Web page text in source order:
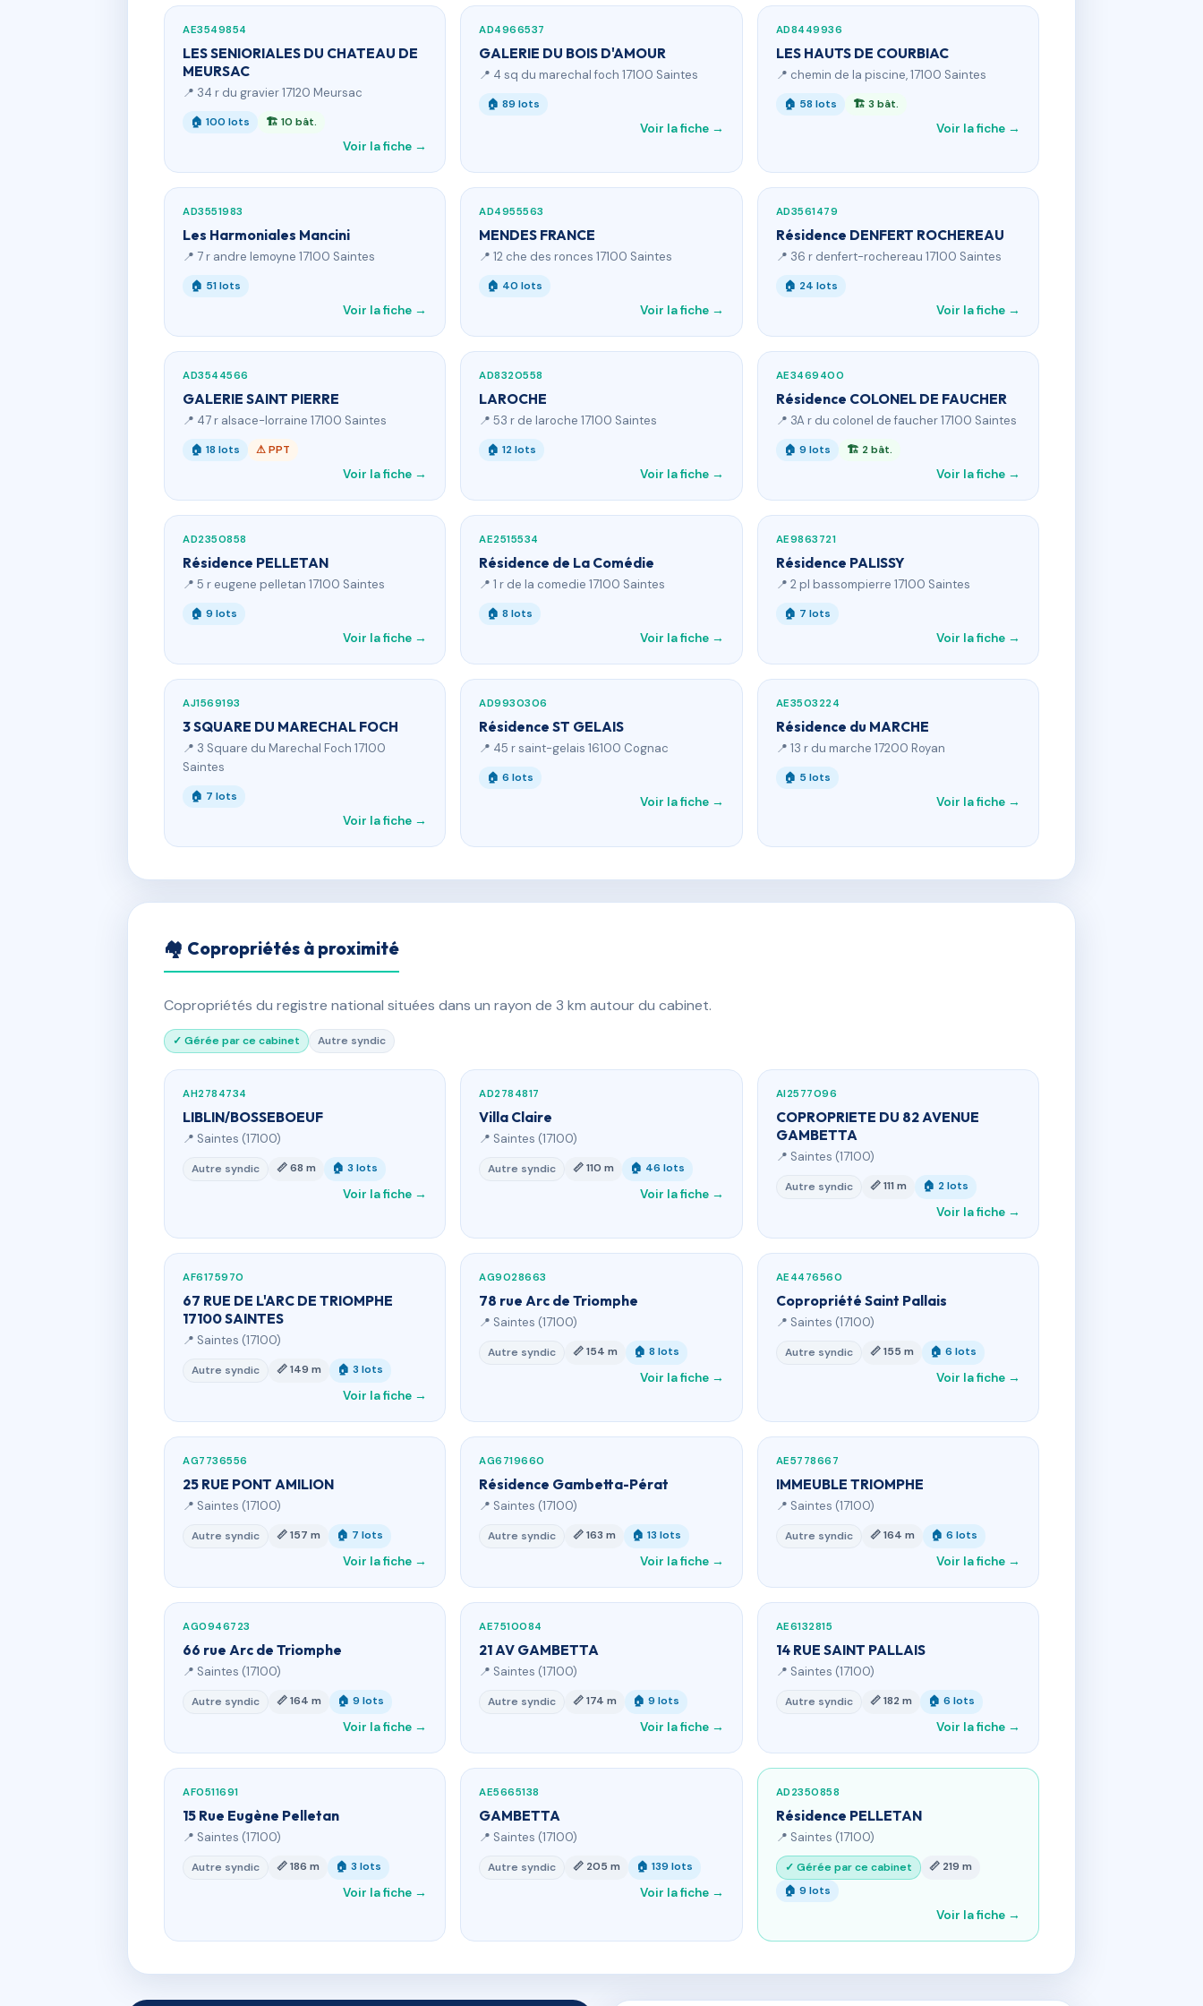
AE3549854
LES SENIORIALES DU CHATEAU DE
MEURSAC
📍 34 r du gravier 17120 Meursac
🏠 100 lots 🏗 10 bât.
Voir la fiche →
AD4966537
GALERIE DU BOIS D'AMOUR
📍 4 sq du marechal foch 17100 Saintes
🏠 89 lots
Voir la fiche →
AD8449936
LES HAUTS DE COURBIAC
📍 chemin de la piscine, 17100 Saintes
🏠 58 lots 🏗 3 bât.
Voir la fiche →
AD3551983
Les Harmoniales Mancini
📍 7 r andre lemoyne 17100 Saintes
🏠 51 lots
Voir la fiche →
AD4955563
MENDES FRANCE
📍 12 che des ronces 17100 Saintes
🏠 40 lots
Voir la fiche →
AD3561479
Résidence DENFERT ROCHEREAU
📍 36 r denfert-rochereau 17100 Saintes
🏠 24 lots
Voir la fiche →
AD3544566
GALERIE SAINT PIERRE
📍 47 r alsace-lorraine 17100 Saintes
🏠 18 lots ⚠ PPT
Voir la fiche →
AD8320558
LAROCHE
📍 53 r de laroche 17100 Saintes
🏠 12 lots
Voir la fiche →
AE3469400
Résidence COLONEL DE FAUCHER
📍 3A r du colonel de faucher 17100 Saintes
🏠 9 lots 🏗 2 bât.
Voir la fiche →
AD2350858
Résidence PELLETAN
📍 5 r eugene pelletan 17100 Saintes
🏠 9 lots
Voir la fiche →
AE2515534
Résidence de La Comédie
📍 1 r de la comedie 17100 Saintes
🏠 8 lots
Voir la fiche →
AE9863721
Résidence PALISSY
📍 2 pl bassompierre 17100 Saintes
🏠 7 lots
Voir la fiche →
AJ1569193
3 SQUARE DU MARECHAL FOCH
📍 3 Square du Marechal Foch 17100
Saintes
🏠 7 lots
Voir la fiche →
AD9930306
Résidence ST GELAIS
📍 45 r saint-gelais 16100 Cognac
🏠 6 lots
Voir la fiche →
AE3503224
Résidence du MARCHE
📍 13 r du marche 17200 Royan
🏠 5 lots
Voir la fiche →
🏘 Copropriétés à proximité
Copropriétés du registre national situées dans un rayon de 3 km autour du cabinet.
✓ Gérée par ce cabinet Autre syndic
AH2784734
LIBLIN/BOSSEBOEUF
📍 Saintes (17100)
Autre syndic 📏 68 m 🏠 3 lots
Voir la fiche →
AD2784817
Villa Claire
📍 Saintes (17100)
Autre syndic 📏 110 m 🏠 46 lots
Voir la fiche →
AI2577096
COPROPRIETE DU 82 AVENUE
GAMBETTA
📍 Saintes (17100)
Autre syndic 📏 111 m 🏠 2 lots
Voir la fiche →
AF6175970
67 RUE DE L'ARC DE TRIOMPHE
17100 SAINTES
📍 Saintes (17100)
Autre syndic 📏 149 m 🏠 3 lots
Voir la fiche →
AG9028663
78 rue Arc de Triomphe
📍 Saintes (17100)
Autre syndic 📏 154 m 🏠 8 lots
Voir la fiche →
AE4476560
Copropriété Saint Pallais
📍 Saintes (17100)
Autre syndic 📏 155 m 🏠 6 lots
Voir la fiche →
AG7736556
25 RUE PONT AMILION
📍 Saintes (17100)
Autre syndic 📏 157 m 🏠 7 lots
Voir la fiche →
AG6719660
Résidence Gambetta-Pérat
📍 Saintes (17100)
Autre syndic 📏 163 m 🏠 13 lots
Voir la fiche →
AE5778667
IMMEUBLE TRIOMPHE
📍 Saintes (17100)
Autre syndic 📏 164 m 🏠 6 lots
Voir la fiche →
AG0946723
66 rue Arc de Triomphe
📍 Saintes (17100)
Autre syndic 📏 164 m 🏠 9 lots
Voir la fiche →
AE7510084
21 AV GAMBETTA
📍 Saintes (17100)
Autre syndic 📏 174 m 🏠 9 lots
Voir la fiche →
AE6132815
14 RUE SAINT PALLAIS
📍 Saintes (17100)
Autre syndic 📏 182 m 🏠 6 lots
Voir la fiche →
AF0511691
15 Rue Eugène Pelletan
📍 Saintes (17100)
Autre syndic 📏 186 m 🏠 3 lots
Voir la fiche →
AE5665138
GAMBETTA
📍 Saintes (17100)
Autre syndic 📏 205 m 🏠 139 lots
Voir la fiche →
AD2350858
Résidence PELLETAN
📍 Saintes (17100)
✓ Gérée par ce cabinet
📏 219 m
🏠 9 lots
Voir la fiche →